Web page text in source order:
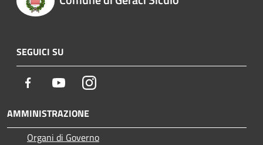
SEGUICI SU
Facebook YoutubeInstagram
AMMINISTRAZIONE
Organi di Governo